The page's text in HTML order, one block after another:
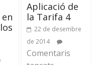
Aplicació de
la Tarifa 4
22 de desembre
de 2014
Comentaris